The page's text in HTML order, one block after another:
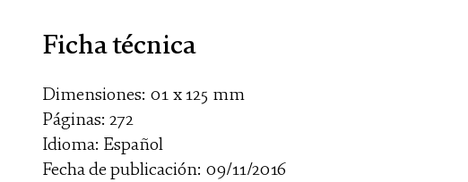
Ficha técnica
Dimensiones: 01 x 125 mm
Páginas: 272
Idioma: Español
Fecha de publicación: 09/11/2016